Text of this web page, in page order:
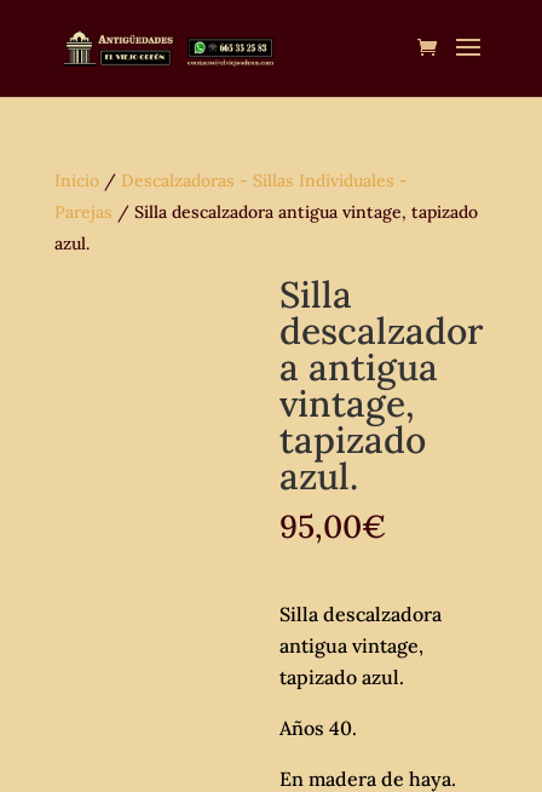
Inicio/ Descalzadoras - Sillas Individuales -
Parejas / Silla descalzadora antigua vintage, tapizado
azul.
Silla
descalzador
a antigua
vintage,
tapizado
azul.
95,00€
Silla descalzadora
antigua vintage,
tapizado azul.
Años 40.
En madera de haya.